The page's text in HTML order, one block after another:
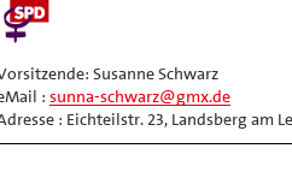
Susanne Schwarz
: sunna-schwarz@gmx.de
: Eichteilstr. 23, Landsberg am